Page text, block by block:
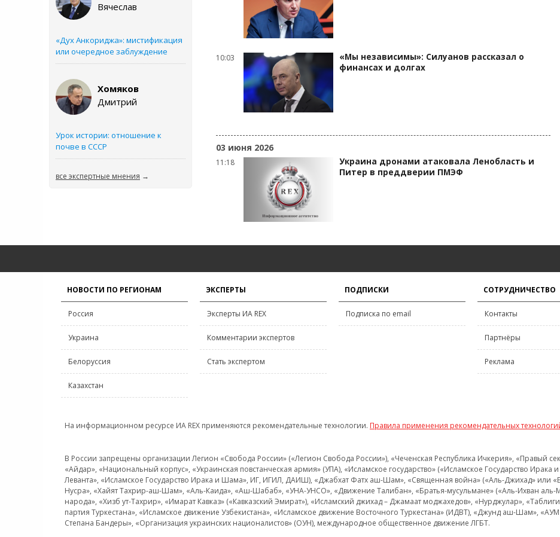
Вячеслав
«Дух Анкориджа»: мистификация
или очередное заблуждение
Хомяков
Дмитрий
Урок истории: отношение к
почве в СССР
все экспертные мнения →
10:03
«Мы независимы»: Силуанов рассказал о
финансах и долгах
03 июня 2026
11:18
Украина дронами атаковала Ленобласть и
Питер в преддверии ПМЭФ
НОВОСТИ ПО РЕГИОНАМ
Россия
Украина
Белоруссия
Казахстан
ЭКСПЕРТЫ
Эксперты ИА REX
Комментарии экспертов
Стать экспертом
ПОДПИСКИ
Подписка по email
СОТРУДНИЧЕСТВО
Контакты
Партнёры
Реклама
На информационном ресурсе ИА REX применяются рекомендательные технологии. Правила применения рекомендательных
В России запрещены организации Легион «Свобода России» («Легион Свобода России»), «Чеченская Республика Ичкерия», «Правый
«Айдар», «Национальный корпус», «Украинская повстанческая армия» (УПА), «Исламское государство» («Исламское Государство Ирака
Леванта», «Исламское Государство Ирака и Шама», ИГ, ИГИЛ, ДАИШ), «Джабхат Фатх аш-Шам», «Священная война» («Аль-Джихад» или
Нусра», «Хайят Тахрир-аш-Шам», «Аль-Каида», «Аш-Шабаб», «УНА-УНСО», «Движение Талибан», «Братья-мусульмане» («Аль-Ихван аль-
народа», «Хизб ут-Тахрир», «Имарат Кавказ» («Кавказский Эмират»), «Исламский джихад – Джамаат моджахедов», «Нурджулар»,
партия Туркестана», «Исламское движение Узбекистана», «Исламское движение Восточного Туркестана» (ИДВТ), «Джунд аш-Шам»,
Степана Бандеры», «Организация украинских националистов» (ОУН), международное общественное движение ЛГБТ.